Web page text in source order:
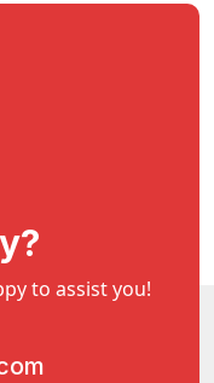
to assist you!